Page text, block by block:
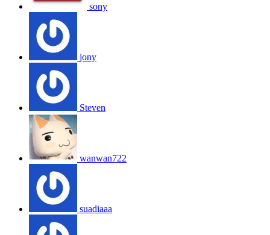
sony
jony
Steven
wanwan722
suadiaaa